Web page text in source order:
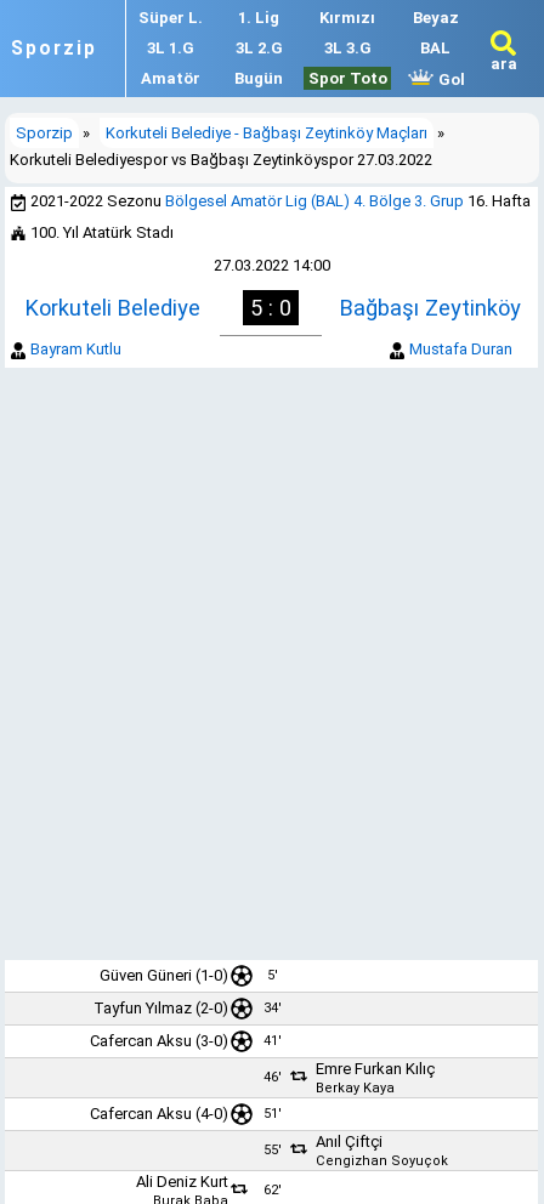
Sporzip
Süper L. 1. Lig Kırmızı
Beyaz
3L 1.G
3L 2.G 3L 3.G
BAL
Amatör
Bugün Spor Toto Gol
ara
Sporzip » Korkuteli Belediye - Bağbaşı Zeytinköy Maçları
»
Korkuteli Belediyespor vs Bağbaşı Zeytinköyspor 27.03.2022
2021-2022 SezonuBölgesel Amatör Lig (BAL) 4. Bölge 3. Grup 16. Hafta
100. Yıl Atatürk Stadı
27.03.2022 14:00
Korkuteli Belediye 5 : 0 Bağbaşı Zeytinköy
Bayram Kutlu Mustafa Duran
Güven Güneri (1-0) 5'
Tayfun Yılmaz (2-0) 34'
Cafercan Aksu (3-0) 41'
46' Emre Furkan Kılıç
Berkay Kaya
Cafercan Aksu (4-0) 51'
55' Anıl Çiftçi
Cengizhan Soyuçok
Ali Deniz Kurt 62'